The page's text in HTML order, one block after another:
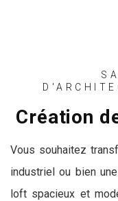
Création
Vous souhaitez
industriel ou bien
loft spacieux et